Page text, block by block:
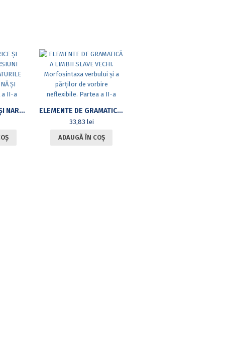
IPOSTAZE LIRICE ȘI NARATIVE: INCURSIUNI CRITICE ÎN LITERATURILE BULGARĂ, POLONĂ ȘI ROMÂNĂ, EDIȚIA A II-A ELEMENTE DE GRAMATICĂ A LIMBII SLAVE VECHI. MORFOSINTAXA VERBULUI ȘI A PĂRȚILOR DE VORBIRE NEFLEXIBILE. PARTEA A II-A
33,83 lei
ADAUGĂ ÎN COȘ